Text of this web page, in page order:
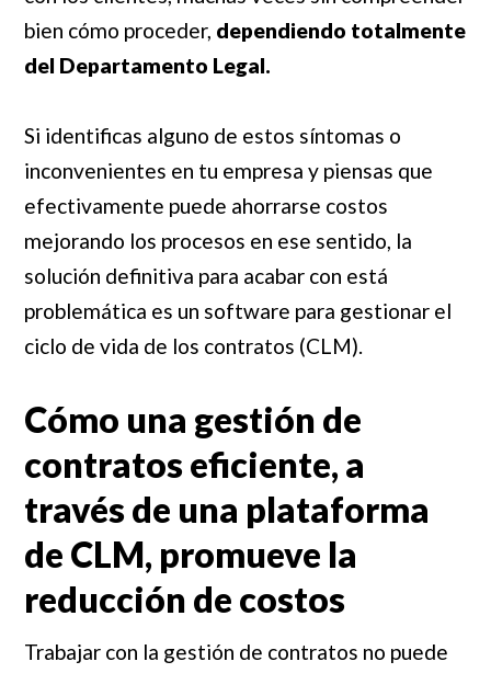
bien cómo proceder, dependiendo totalmente
del Departamento Legal.
Si identificas alguno de estos síntomas o
inconvenientes en tu empresa y piensas que
efectivamente puede ahorrarse costos
mejorando los procesos en ese sentido, la
solución definitiva para acabar con está
problemática es un software para gestionar el
ciclo de vida de los contratos (CLM).
Cómo una gestión de
contratos eficiente, a
través de una plataforma
de CLM, promueve la
reducción de costos
Trabajar con la gestión de contratos no puede